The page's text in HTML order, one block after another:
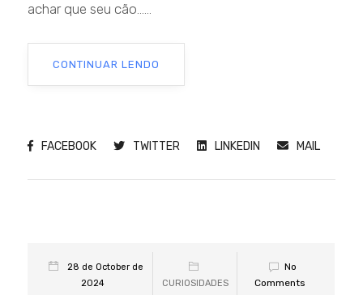
achar que seu cão......
CONTINUAR LENDO
FACEBOOK TWITTER LINKEDIN MAIL
28 de October de
2024
CURIOSIDADES
No
Comments